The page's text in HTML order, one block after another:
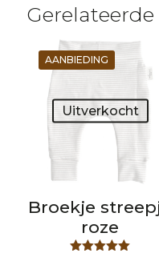
AANBIEDING
Uitverkocht
Broekje
roze